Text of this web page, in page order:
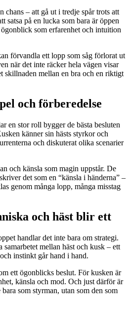
chans – att gå ut i tredje spår trots att
satsa på en lucka som bara är öppen
som erfarenhet och intuition
förvandla ett lopp som såg förlorat ut
när det inte räcker hela vägen visar
skillnaden mellan en bra och en riktigt
och förberedelse
en stor roll bygger de bästa besluten
känner sin hästs styrkor och
och diskuterat olika scenarier
och känsla som magin uppstår. De
det som en “känsla i händerna” –
genom många lopp, många misstag
och häst blir ett
handlar det inte bara om strategi.
mellan häst och kusk – ett
instinkt går hand i hand.
ett ögonblicks beslut. För kusken är
känsla och mod. Och just därför är
som styrman, utan som den som